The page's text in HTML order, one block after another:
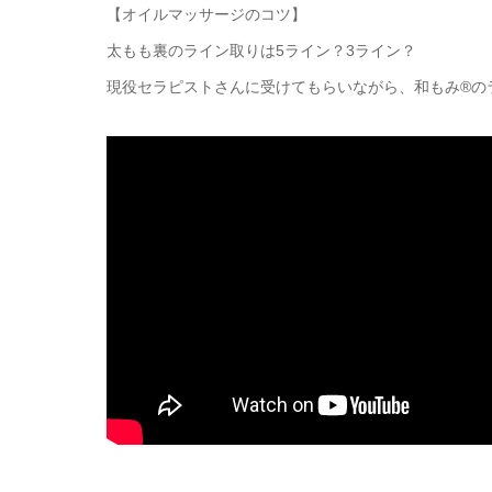
【オイルマッサージのコツ】
太もも裏のライン取りは5ライン？3ライン？
現役セラピストさんに受けてもらいながら、和もみ®の